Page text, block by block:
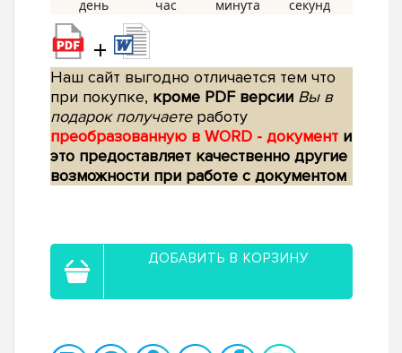
+
Наш сайт выгодно отличается тем что
при покупке, кроме PDF версии Вы в
подарок получаетеработу
преобразованную в WORD - документ и
это предоставляет качественно другие
возможности при работе с документом
ДОБАВИТЬ В КОРЗИНУ